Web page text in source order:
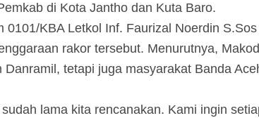
di Kota Jantho dan Kuta Baro.
0101/KBA Letkol Inf. Faurizal Noerdin S.Sos
rakor tersebut. Menurutnya,
Danramil, tetapi juga masyarakat Banda
lama kita rencanakan. Kami ingin